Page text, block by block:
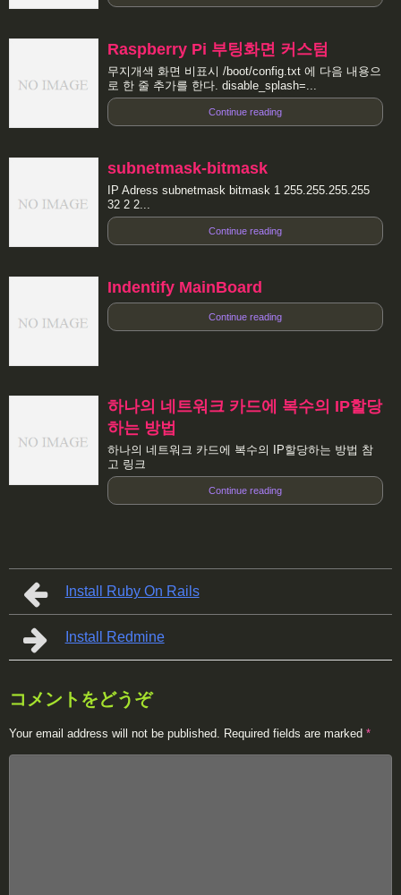
Raspberry Pi 부팅화면 커스텀
무지개색 화면 비표시 /boot/config.txt 에 다음 내용으
로 한 줄 추가를 한다. disable_splash=...
Continue reading
subnetmask-bitmask
IP Adress subnetmask bitmask 1 255.255.255.255
32 2 2...
Continue reading
Indentify MainBoard
Continue reading
하나의 네트워크 카드에 복수의 IP할당
하는 방법
하나의 네트워크 카드에 복수의 IP할당하는 방법 참
고 링크
Continue reading
Install Ruby On Rails
Install Redmine
コメントをどうぞ
Your email address will not be published. Required fields are marked *